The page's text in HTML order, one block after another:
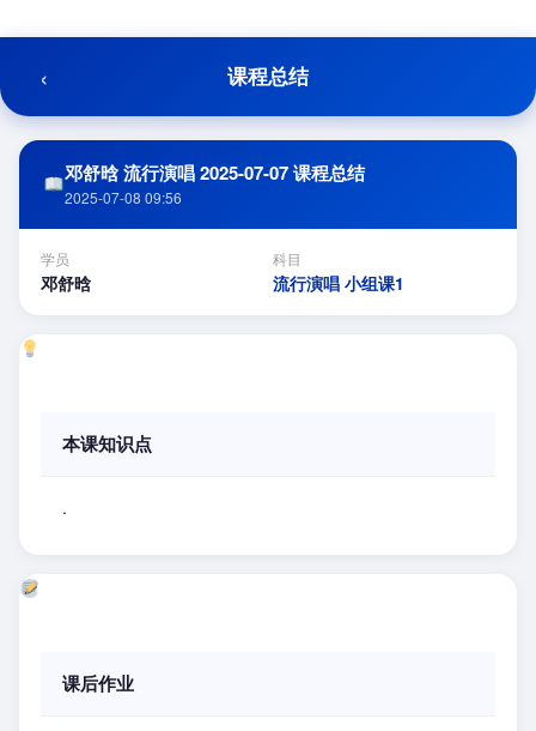
至
容
‹ 课程总结
邓舒晗 流行演唱 2025-07-07 课程总结
2025-07-08 09:56
学员
邓舒晗
科目
流行演唱 小组课1
本课知识点
.
课后作业